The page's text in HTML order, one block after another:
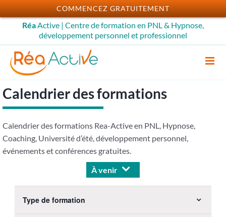
Passer
au
contenu
RéaActive | Centre de formation en PNL & Hypnose,
développement personnel et professionnel
Calendrier des formations
Calendrier des formations Rea-Active en PNL, Hypnose,
Coaching, Université d’été, développement personnel,
événements et conférences gratuites.
À venir
Sélectionnez
une
date.
anyType de formation
COMMENCEZ GRATUITEMENT